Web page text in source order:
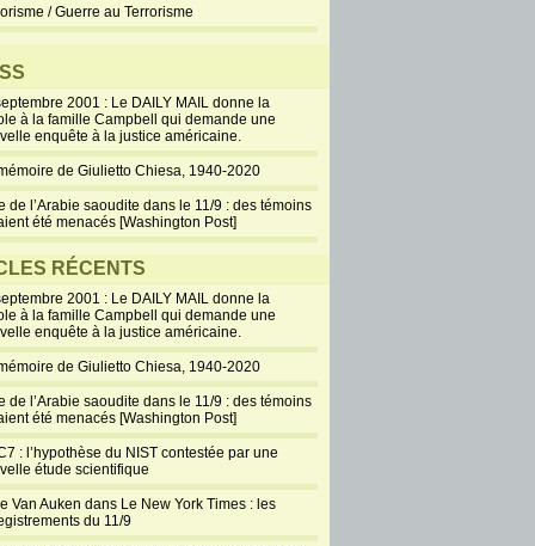
prérogatives du tribunal
Unis et du monde en général
devait se détériorer, qu’est-ce
Poster un commentaire
Procès de
de sa crédibilité
mai 5, 2012
Tout le monde ou
désormais que c’est
Jersey Girls que la Maison Blanche signa un
la création d’une commission bi-
allait rendre le 22 juillet 2004 le...
Poster un commentaire
/ Guerre au Terrorisme
2001 : Le DAILY MAIL donne la
à la famille Campbell qui demande une
enquête à la justice américaine.
de Giulietto Chiesa, 1940-2020
de l’Arabie saoudite dans le 11/9 : des témoins
été menacés [Washington Post]
RÉCENTS
2001 : Le DAILY MAIL donne la
à la famille Campbell qui demande une
enquête à la justice américaine.
de Giulietto Chiesa, 1940-2020
de l’Arabie saoudite dans le 11/9 : des témoins
été menacés [Washington Post]
: l’hypothèse du NIST contestée par une
étude scientifique
Van Auken dans Le New York Times : les
du 11/9